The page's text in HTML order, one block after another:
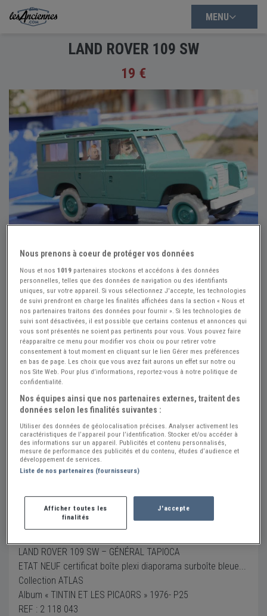
MENU
LAND ROVER 109 SW
19 €
Réf : A598610 Actualisée le : 13/07/2026
LAND ROVER 109 SW
19 €
Vendeur Particulier
Belgique
Voir le téléphone
Description
LAND ROVER 109 SW – GÉNÉRAL TAPIOCA
ETAT NEUF certificat boîte plexi diaporama surboîte bleue...
Collection ATLAS
Album « TINTIN ET LES PICAORS » 1976- P25
REF : 2 118 043
Nous prenons à coeur de protéger vos données
Nous et nos1019 partenaires stockons et accédons à des données
personnelles, telles que des données de navigation ou des identifiants
uniques, sur votre appareil. Si vous sélectionnez J'accepte, les technologies
de suivi prendront en charge les finalités affichées dans la section « Nous et
nos partenaires traitons des données pour fournir ». Si les technologies de
suivi sont désactivées, il est possible que certains contenus et annonces qui
vous sont présentés ne soient pas pertinents pour vous. Vous pouvez faire
réapparaître ce menu pour modifier vos choix ou pour retirer votre
consentement à tout moment en cliquant sur le lien Gérer mes préférences
en bas de page. Les choix que vous avez fait aurons un effet sur notre ou
nos Site Web. Pour plus d’informations, reportez-vous à notre politique de
confidentialité.
Nos équipes ainsi que nos partenaires externes, traitent des
données selon les finalités suivantes :
Utiliser des données de géolocalisation précises. Analyser activement les
caractéristiques de l’appareil pour l’identification. Stocker et/ou accéder à
des informations sur un appareil. Publicités et contenu personnalisés,
mesure de performance des publicités et du contenu, études d’audience et
développement de services.
Liste de nos partenaires (fournisseurs)
Afficher toutes les
finalités
J'accepte